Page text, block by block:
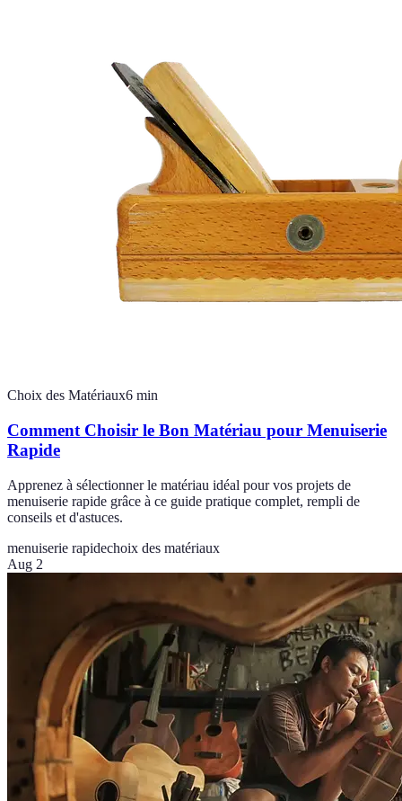
Choix des Matériaux6 min
Comment Choisir le Bon Matériau pour Menuiserie
Rapide
Apprenez à sélectionner le matériau idéal pour vos projets de
menuiserie rapide grâce à ce guide pratique complet, rempli de
conseils et d'astuces.
menuiserie rapidechoix des matériaux
Aug 2